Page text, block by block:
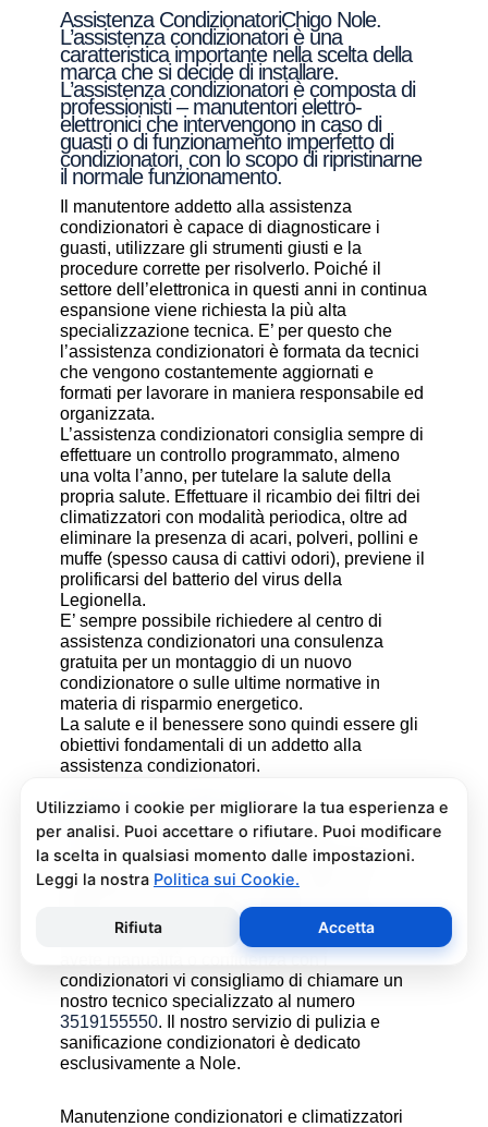
Assistenza CondizionatoriChigo Nole.
L’assistenza condizionatori è una
caratteristica importante nella scelta della
marca che si decide di installare.
L’assistenza condizionatori è composta di
professionisti – manutentori elettro-
elettronici che intervengono in caso di
guasti o di funzionamento imperfetto di
condizionatori, con lo scopo di ripristinarne
il normale funzionamento.
Il manutentore addetto alla assistenza
condizionatori è capace di diagnosticare i
guasti, utilizzare gli strumenti giusti e la
procedure corrette per risolverlo. Poiché il
settore dell’elettronica in questi anni in continua
espansione viene richiesta la più alta
specializzazione tecnica. E’ per questo che
l’assistenza condizionatori è formata da tecnici
che vengono costantemente aggiornati e
formati per lavorare in maniera responsabile ed
organizzata.
L’assistenza condizionatori consiglia sempre di
effettuare un controllo programmato, almeno
una volta l’anno, per tutelare la salute della
propria salute. Effettuare il ricambio dei filtri dei
climatizzatori con modalità periodica, oltre ad
eliminare la presenza di acari, polveri, pollini e
muffe (spesso causa di cattivi odori), previene il
prolificarsi del batterio del virus della
Legionella.
E’ sempre possibile richiedere al centro di
assistenza condizionatori una consulenza
gratuita per un montaggio di un nuovo
condizionatore o sulle ultime normative in
materia di risparmio energetico.
La salute e il benessere sono quindi essere gli
obiettivi fondamentali di un addetto alla
assistenza condizionatori.
Pulizia e Sanificazione
Condizionatori Chigo Nole
La pulizia e sanificazione condizionatori è
un’operazione che deve essere fatta con
rischiare danni al condizionatore e alla salute di
chi vive nell’ambiente climatizzato. Se non
avete manualità o confidenza con i
condizionatori vi consigliamo di chiamare un
nostro tecnico specializzato al numero
3519155550. Il nostro servizio di pulizia e
sanificazione condizionatori è dedicato
esclusivamente a Nole.
Manutenzione condizionatori e climatizzatori